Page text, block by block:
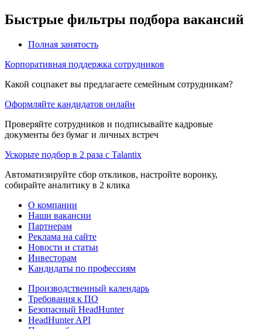
Быстрые фильтры подбора вакансий
Полная занятость
Корпоративная поддержка сотрудников
Какой соцпакет вы предлагаете семейным сотрудникам?
Оформляйте кандидатов онлайн
Проверяйте сотрудников и подписывайте кадровые
документы без бумаг и личных встреч
Ускорьте подбор в 2 раза с Talantix
Автоматизируйте сбор откликов, настройте воронку,
собирайте аналитику в 2 клика
О компании
Наши вакансии
Партнерам
Реклама на сайте
Новости и статьи
Инвесторам
Кандидаты по профессиям
Производственный календарь
Требования к ПО
Безопасный HeadHunter
HeadHunter API